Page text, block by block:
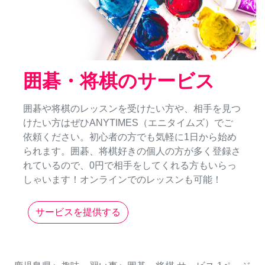
囲碁・将棋のサービス
囲碁や将棋のレッスンを受けたい方や、相手を見つ
けたい方はぜひANYTIMES（エニタイムズ）でご
依頼ください。初心者の方でも気軽に1日から始め
られます。囲碁、将棋好きの個人の方が多く登録さ
れているので、0円で相手をしてくれる方もいらっ
しゃいます！オンラインでのレッスンも可能！
サービスを提供する